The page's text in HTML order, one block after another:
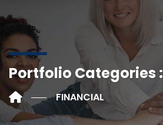
Portfolio Categories :
FINANCIAL